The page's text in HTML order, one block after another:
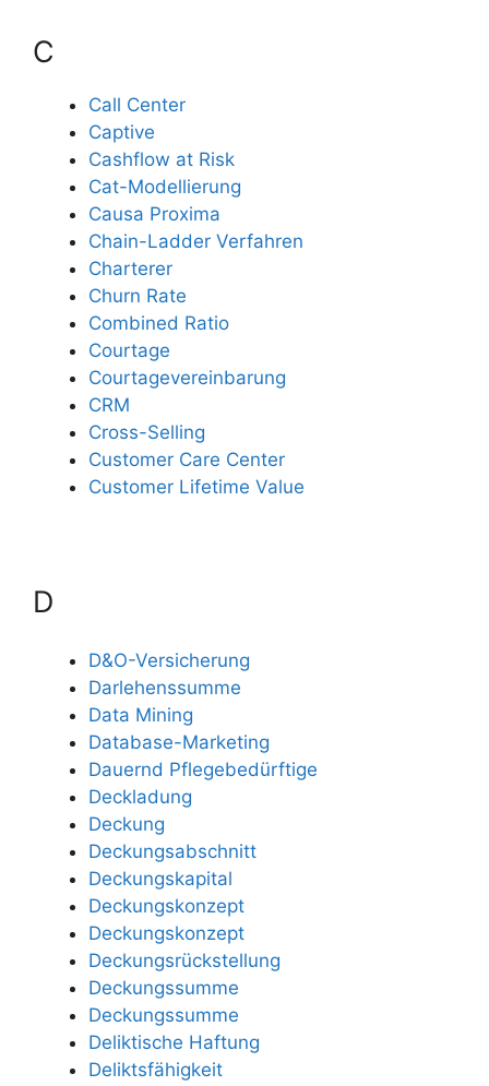
C
Call Center
Captive
Cashflow at Risk
Cat-Modellierung
Causa Proxima
Chain-Ladder Verfahren
Charterer
Churn Rate
Combined Ratio
Courtage
Courtagevereinbarung
CRM
Cross-Selling
Customer Care Center
Customer Lifetime Value
D
D&O-Versicherung
Darlehenssumme
Data Mining
Database-Marketing
Dauernd Pflegebedürftige
Deckladung
Deckung
Deckungsabschnitt
Deckungskapital
Deckungskonzept
Deckungskonzept
Deckungsrückstellung
Deckungssumme
Deckungssumme
Deliktische Haftung
Deliktsfähigkeit